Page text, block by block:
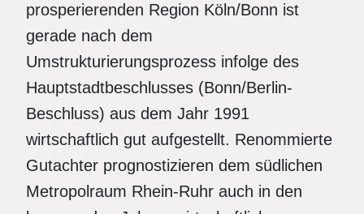
prosperierenden Region Köln/Bonn ist
gerade nach dem
Umstrukturierungsprozess infolge des
Hauptstadtbeschlusses (Bonn/Berlin-
Beschluss) aus dem Jahr 1991
wirtschaftlich gut aufgestellt. Renommierte
Gutachter prognostizieren dem südlichen
Metropolraum Rhein-Ruhr auch in den